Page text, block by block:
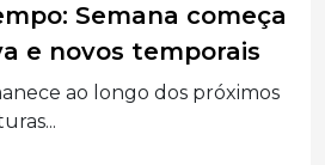
o controle em
pista e mata
SC-350
perdeu o controle